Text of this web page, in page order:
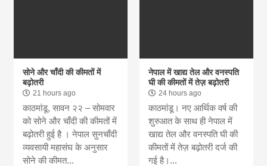
सोने और चाँदी की कीमतों में
बढ़ोतरी
21 hours ago
काठमांडू, सावन २२ – सोमवार
को सोने और चाँदी की कीमतों में
बढ़ोतरी हुई है । नेपाल सुनचाँदी
व्यवसायी महासंघ के अनुसार
सोने की कीमत...
नेपाल में खाद्य तेल और वनस्पति
घी की कीमतों में तेज़ बढ़ोतरी
24 hours ago
काठमांडू। नए आर्थिक वर्ष की
शुरुआत के साथ ही नेपाल में
खाद्य तेल और वनस्पति घी की
कीमतों में तेज़ बढ़ोतरी दर्ज की
गई है।...